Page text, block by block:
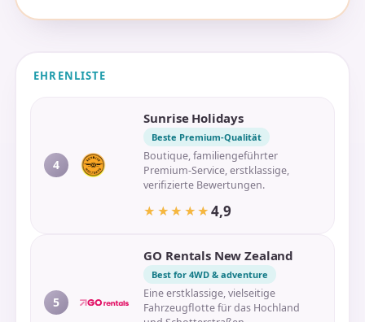
EHRENLISTE
4
Sunrise Holidays
Beste Premium-Qualität
Boutique, familiengeführter
Premium-Service, erstklassige,
verifizierte Bewertungen.
★★★★★
★★★★★ 4,9
5
GO Rentals New Zealand
Best for 4WD & adventure
Eine erstklassige, vielseitige
Fahrzeugflotte für das Hochland